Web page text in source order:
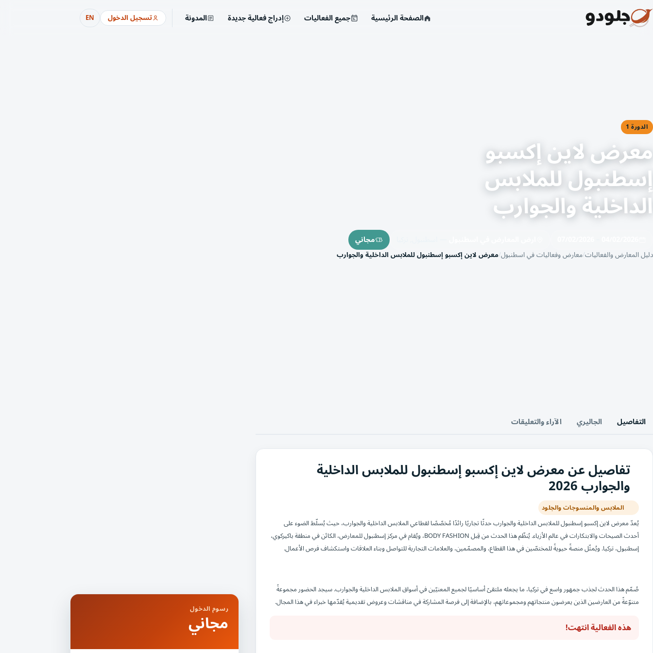
الصفحة الرئيسية جميع الفعاليات إدراج فعالية جديدة المدونة تسجيل الدخول EN
الدورة 1
معرض لاين إكسبو
إسطنبول للملابس
الداخلية والجوارب
مجاني
دليل المعارض والفعالياتمعارض وفعاليات في اسطنبولمعرض لاين إكسبو إسطنبول للملابس الداخلية والجوارب
التفاصيل الجاليري الآراء والتعليقات
تفاصيل عن معرض لاين إكسبو إسطنبول للملابس الداخلية
والجوارب 2026
الملابس والمنسوجات والجلود
يُعدّ معرض لاين إكسبو إسطنبول للملابس الداخلية والجوارب حدثًا تجاريًا رائدًا مُخصّصًا لقطاعي الملابس الداخلية والجوارب، حيث يُسلّط الضوء على
أحدث الصيحات والابتكارات في عالم الأزياء. يُنظّم هذا الحدث من قِبل BODY FASHION، ويُقام في مركز إسطنبول للمعارض، الكائن في منطقة باكيركوي،
إسطنبول، تركيا. ويُمثّل منصةً حيويةً للمختصّين في هذا القطاع، والمصمّمين، والعلامات التجارية للتواصل وبناء العلاقات واستكشاف فرص الأعمال.
صُمّم هذا الحدث لجذب جمهور واسع في تركيا، ما يجعله ملتقىً أساسيًا لجميع المعنيّين في أسواق الملابس الداخلية والجوارب. سيجد الحضور مجموعةً
متنوّعةً من العارضين الذين يعرضون منتجاتهم ومجموعاتهم، بالإضافة إلى فرصة المشاركة في مناقشات وعروض تقديمية يُقدّمها خبراء في هذا المجال.
هذه الفعالية انتهت!
رسوم الدخول
مجاني